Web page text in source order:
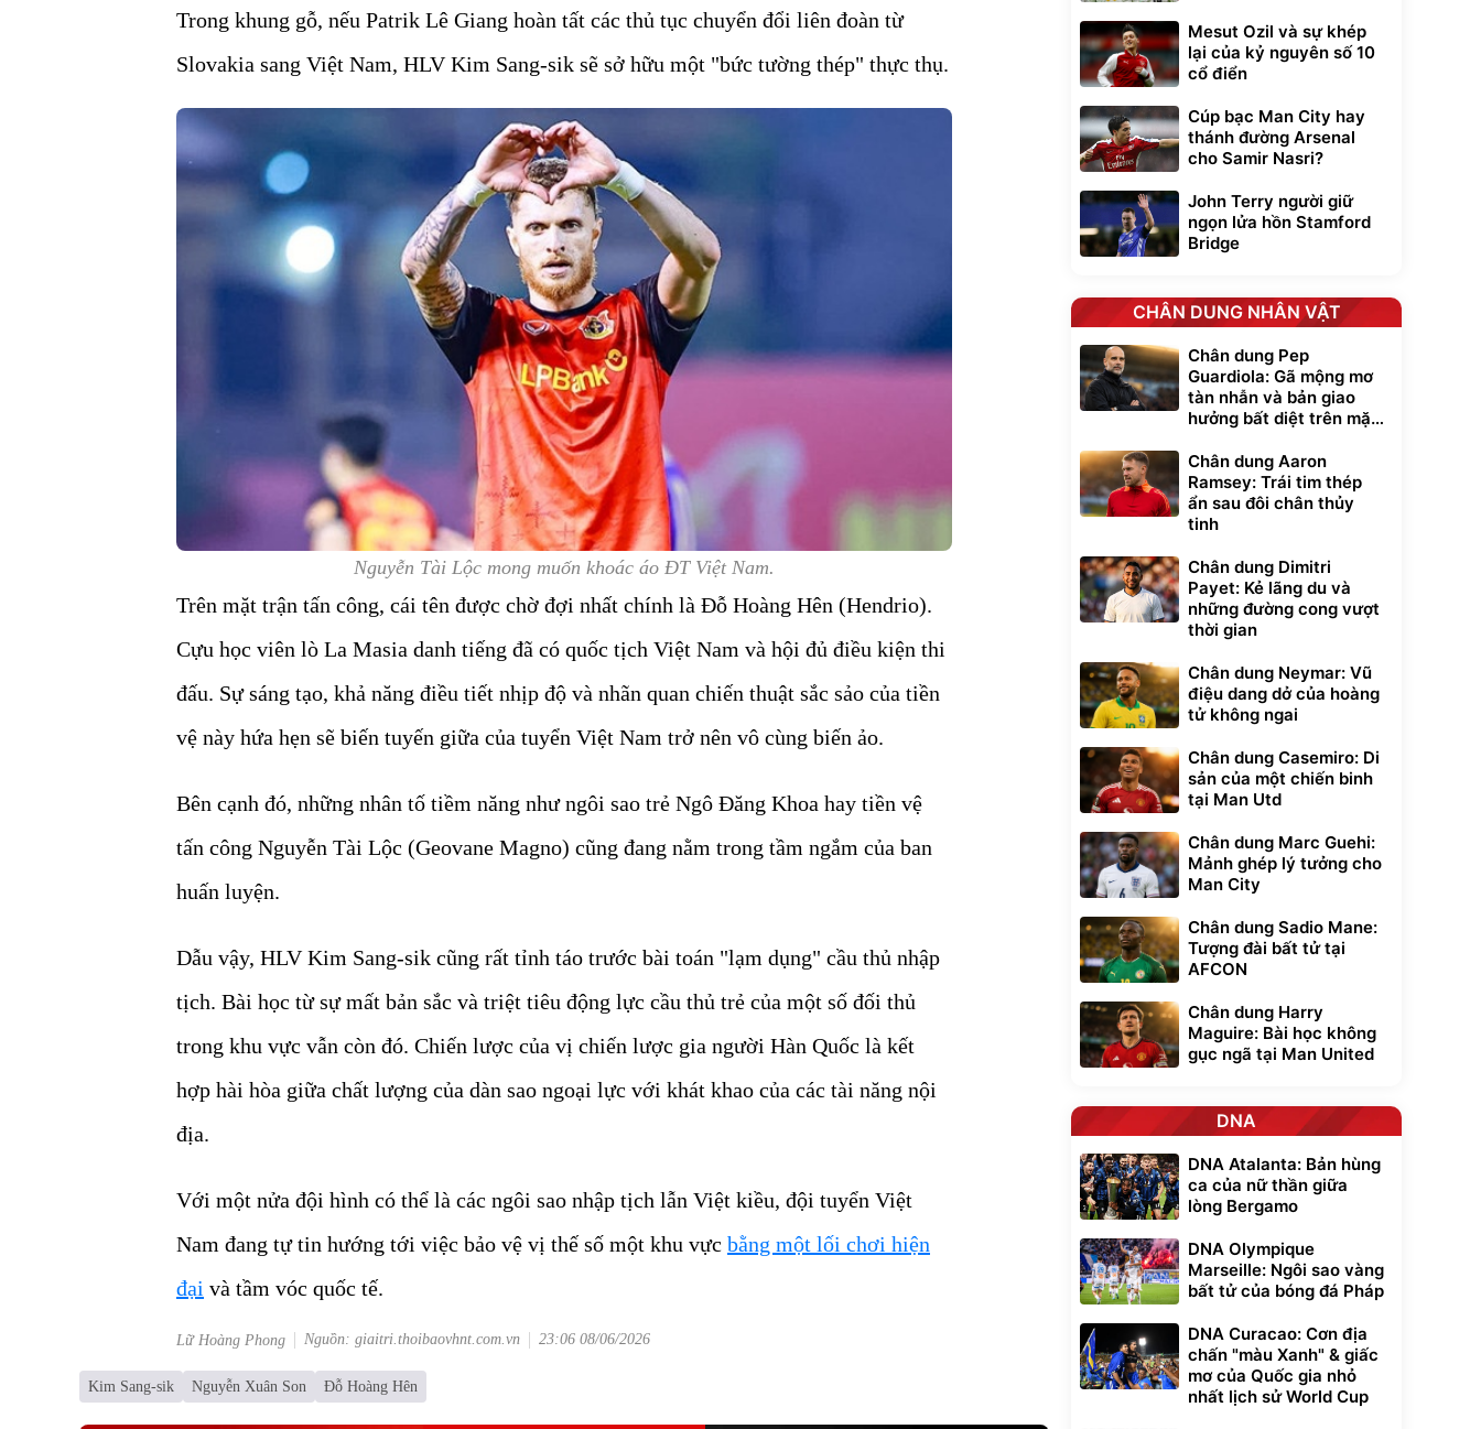
Trong khung gỗ, nếu Patrik Lê Giang hoàn tất các thủ tục chuyển đổi liên đoàn từ
Slovakia sang Việt Nam, HLV Kim Sang-sik sẽ sở hữu một "bức tường thép" thực thụ.
Nguyễn Tài Lộc mong muốn khoác áo ĐT Việt Nam.
Trên mặt trận tấn công, cái tên được chờ đợi nhất chính là Đỗ Hoàng Hên (Hendrio).
Cựu học viên lò La Masia danh tiếng đã có quốc tịch Việt Nam và hội đủ điều kiện thi
đấu. Sự sáng tạo, khả năng điều tiết nhịp độ và nhãn quan chiến thuật sắc sảo của tiền
vệ này hứa hẹn sẽ biến tuyến giữa của tuyển Việt Nam trở nên vô cùng biến ảo.
Bên cạnh đó, những nhân tố tiềm năng như ngôi sao trẻ Ngô Đăng Khoa hay tiền vệ
tấn công Nguyễn Tài Lộc (Geovane Magno) cũng đang nằm trong tầm ngắm của ban
huấn luyện.
Dẫu vậy, HLV Kim Sang-sik cũng rất tỉnh táo trước bài toán "lạm dụng" cầu thủ nhập
tịch. Bài học từ sự mất bản sắc và triệt tiêu động lực cầu thủ trẻ của một số đối thủ
trong khu vực vẫn còn đó. Chiến lược của vị chiến lược gia người Hàn Quốc là kết
hợp hài hòa giữa chất lượng của dàn sao ngoại lực với khát khao của các tài năng nội
địa.
Với một nửa đội hình có thể là các ngôi sao nhập tịch lẫn Việt kiều, đội tuyển Việt
Nam đang tự tin hướng tới việc bảo vệ vị thế số một khu vực bằng một lối chơi hiện
đại và tầm vóc quốc tế.
Lữ Hoàng Phong Nguồn: giaitri.thoibaovhnt.com.vn 23:06 08/06/2026
Kim Sang-sik Nguyễn Xuân Son Đỗ Hoàng Hên
Mesut Ozil và sự khép
lại của kỷ nguyên số 10
cổ điển
Cúp bạc Man City hay
thánh đường Arsenal
cho Samir Nasri?
John Terry người giữ
ngọn lửa hồn Stamford
Bridge
CHÂN DUNG NHÂN VẬT
Chân dung Pep
Guardiola: Gã mộng mơ
tàn nhẫn và bản giao
hưởng bất diệt trên mặt
Chân dung Aaron
Ramsey: Trái tim thép
ẩn sau đôi chân thủy
tinh
Chân dung Dimitri
Payet: Kẻ lãng du và
những đường cong vượt
thời gian
Chân dung Neymar: Vũ
điệu dang dở của hoàng
tử không ngai
Chân dung Casemiro: Di
sản của một chiến binh
tại Man Utd
Chân dung Marc Guehi:
Mảnh ghép lý tưởng cho
Man City
Chân dung Sadio Mane:
Tượng đài bất tử tại
AFCON
Chân dung Harry
Maguire: Bài học không
gục ngã tại Man United
DNA
DNA Atalanta: Bản hùng
ca của nữ thần giữa
lòng Bergamo
DNA Olympique
Marseille: Ngôi sao vàng
bất tử của bóng đá Pháp
DNA Curacao: Cơn địa
chấn "màu Xanh" & giấc
mơ của Quốc gia nhỏ
nhất lịch sử World Cup